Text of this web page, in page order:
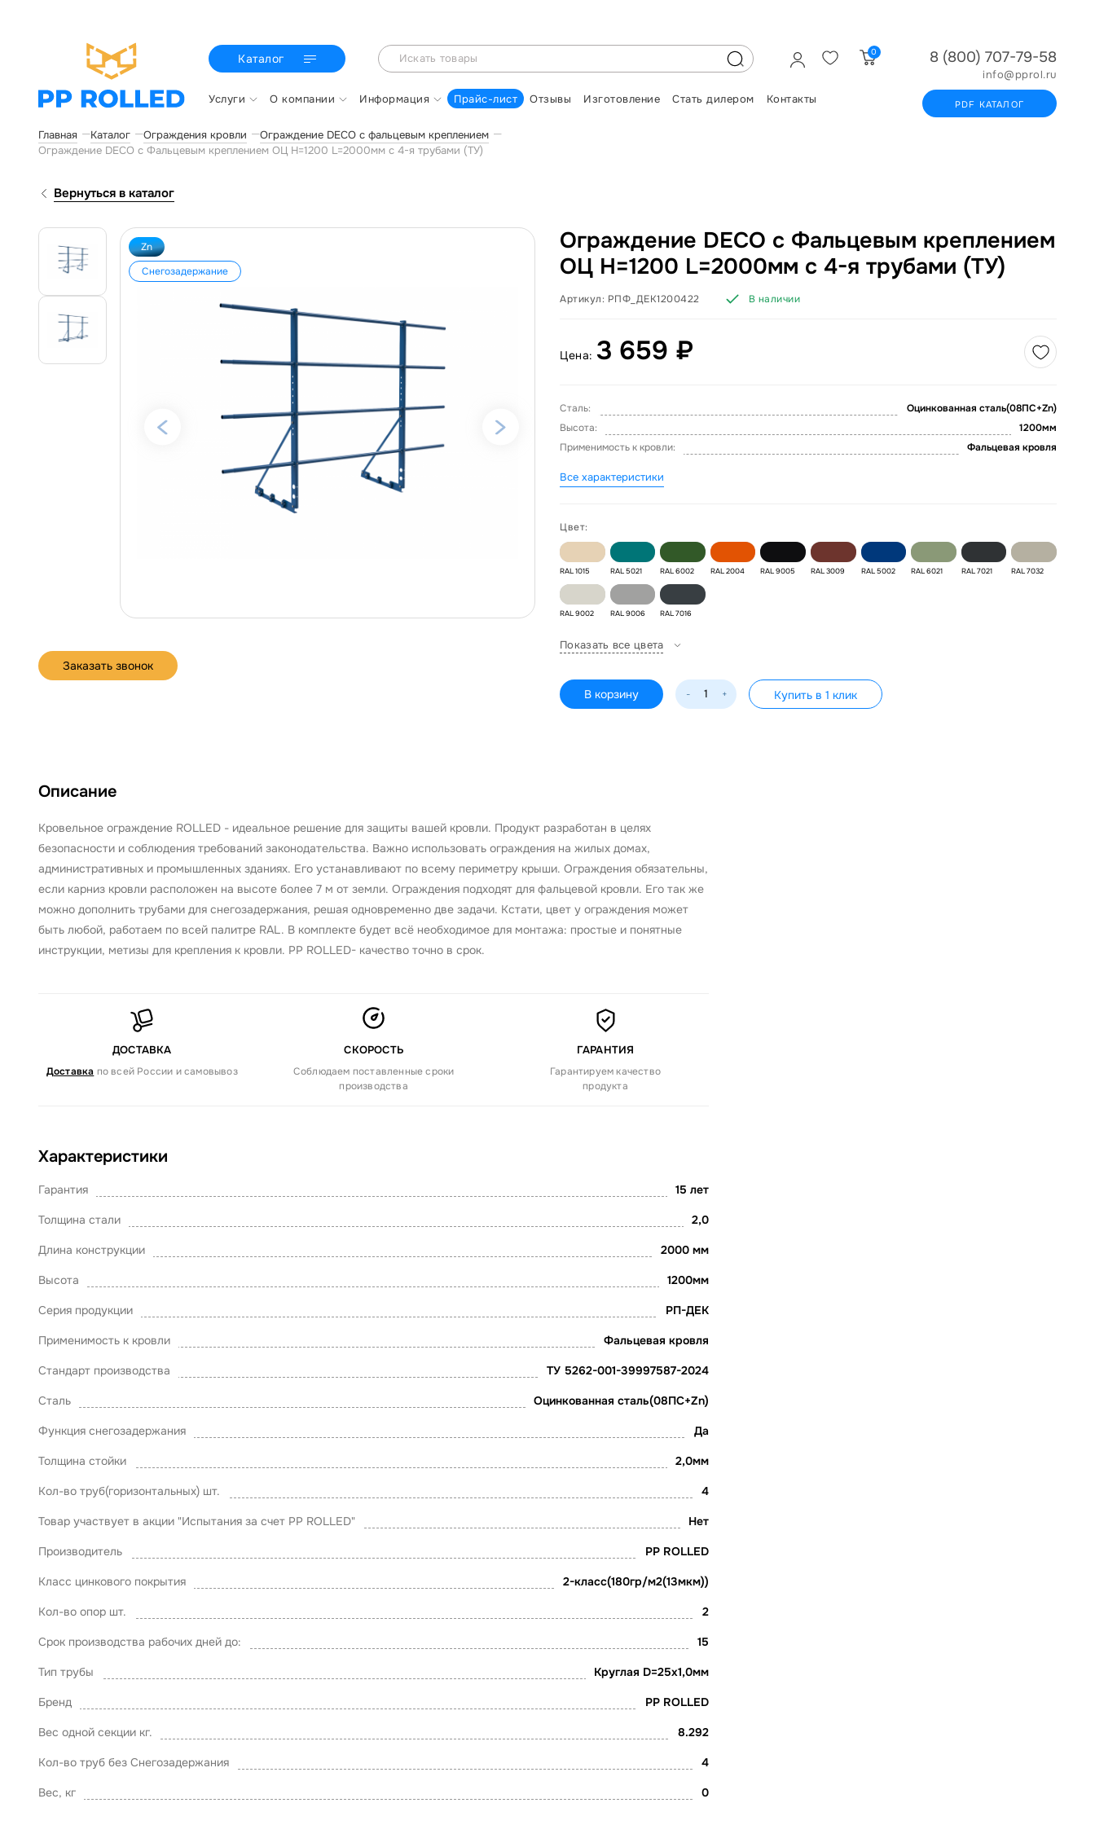
Каталог 0
Услуги О компании Информация Прайс-лист Отзывы Изготовление Стать дилером Контакты
8 (800) 707-79-58
info@pprol.ru
PDF КАТАЛОГ
Главная Каталог Ограждения кровли
Ограждение DECO с фальцевым креплением
Ограждение DECO с Фальцевым креплением ОЦ H=1200 L=2000мм с 4-я трубами (ТУ)
Вернуться в каталог
Zn
Снегозадержание
Заказать звонок
Ограждение DECO с Фальцевым креплением
ОЦ H=1200 L=2000мм с 4-я трубами (ТУ)
Артикул: РПФ_ДЕК1200422 В наличии
Цена: 3 659 ₽
Сталь:
Оцинкованная сталь(08ПС+Zn)
Высота:
1200мм
Применимость к кровли:
Фальцевая кровля
Все характеристики
Цвет:
RAL 1015 RAL 5021 RAL 6002 RAL 2004 RAL 9005 RAL 3009 RAL 5002 RAL 6021 RAL 7021 RAL 7032
RAL 9002 RAL 9006 RAL 7016
Показать все цвета
В корзину - + Купить в 1 клик
Описание
Кровельное ограждение ROLLED - идеальное решение для защиты вашей кровли. Продукт разработан в целях
безопасности и соблюдения требований законодательства. Важно использовать ограждения на жилых домах,
административных и промышленных зданиях. Его устанавливают по всему периметру крыши. Ограждения обязательны,
если карниз кровли расположен на высоте более 7 м от земли. Ограждения подходят для фальцевой кровли. Его так же
можно дополнить трубами для снегозадержания, решая одновременно две задачи. Кстати, цвет у ограждения может
быть любой, работаем по всей палитре RAL. В комплекте будет всё необходимое для монтажа: простые и понятные
инструкции, метизы для крепления к кровли. PP ROLLED- качество точно в срок.
ДОСТАВКА
Доставка по всей России и самовывоз
СКОРОСТЬ
Соблюдаем поставленные сроки
производства
ГАРАНТИЯ
Гарантируем качество
продукта
Характеристики
Гарантия 15 лет
Толщина стали 2,0
Длина конструкции 2000 мм
Высота 1200мм
Серия продукции РП-ДЕК
Применимость к кровли Фальцевая кровля
Стандарт производства ТУ 5262-001-39997587-2024
Сталь Оцинкованная сталь(08ПС+Zn)
Функция снегозадержания Да
Толщина стойки 2,0мм
Кол-во труб(горизонтальных) шт. 4
Товар участвует в акции "Испытания за счет PP ROLLED" Нет
Производитель PP ROLLED
Класс цинкового покрытия 2-класс(180гр/м2(13мкм))
Кол-во опор шт. 2
Срок производства рабочих дней до: 15
Тип трубы Круглая D=25х1,0мм
Бренд PP ROLLED
Вес одной секции кг. 8.292
Кол-во труб без Снегозадержания 4
Вес, кг 0